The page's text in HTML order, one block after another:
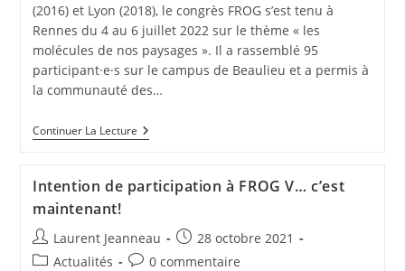
(2016) et Lyon (2018), le congrès FROG s’est tenu à
Rennes du 4 au 6 juillet 2022 sur le thème « les
molécules de nos paysages ». Il a rassemblé 95
participant·e·s sur le campus de Beaulieu et a permis à
la communauté des…
Continuer La Lecture
Intention de participation à FROG V… c’est
maintenant!
Laurent Jeanneau
28 octobre 2021
Actualités
0 commentaire